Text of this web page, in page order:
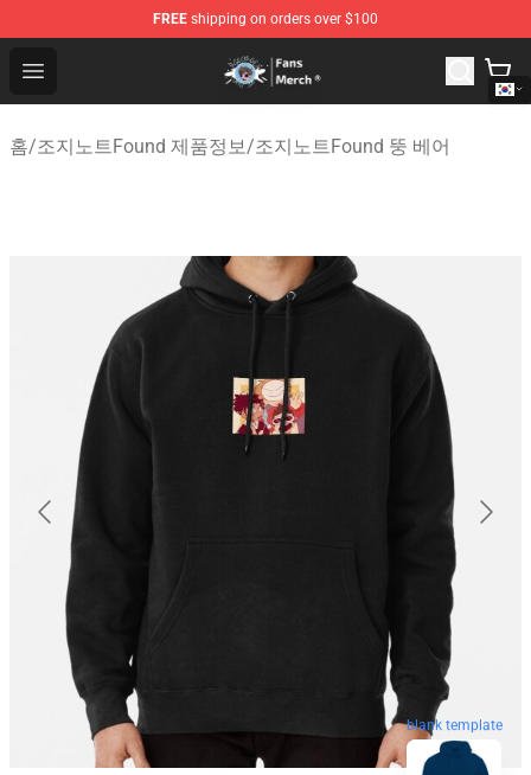
FREE shipping on orders over $100
Open menu
GeorgeNotFound Store - Official GeorgeNotFound
홈/조지노트Found 제품정보/조지노트Found 뚱 베어
blank template